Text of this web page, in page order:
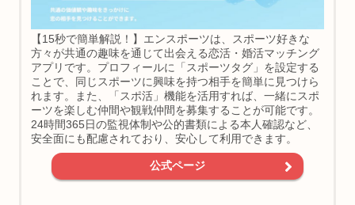
【15秒で簡単解説！】エンスポーツは、スポーツ好きな
方々が共通の趣味を通じて出会える恋活・婚活マッチング
アプリです。プロフィールに「スポーツタグ」を設定する
ことで、同じスポーツに興味を持つ相手を簡単に見つけら
れます。また、「スポ活」機能を活用すれば、一緒にスポ
ーツを楽しむ仲間や観戦仲間を募集することが可能です。
24時間365日の監視体制や公的書類による本人確認など、
安全面にも配慮されており、安心して利用できます。
公式ページ